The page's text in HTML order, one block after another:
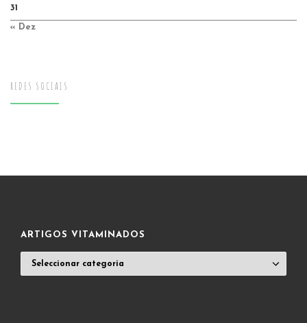
31
« Dez
REDES SOCIAIS
ARTIGOS VITAMINADOS
VITAMINADOS